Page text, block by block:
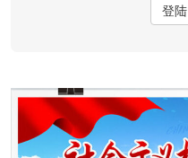
登陆